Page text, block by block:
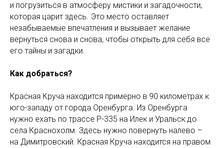
и погрузиться в атмосферу мистики и загадочности,
которая царит здесь. Это место оставляет
незабываемые впечатления и вызывает желание
вернуться снова и снова, чтобы открыть для себя все
его тайны и загадки.
Как добраться?
Красная Круча находится примерно в 90 километрах к
юго-западу от города Оренбурга. Из Оренбурга
нужно ехать по трассе Р-335 на Илек и Уральск до
села Краснохолм. Здесь нужно повернуть налево –
на Димитровский. Красная Круча находится на правом